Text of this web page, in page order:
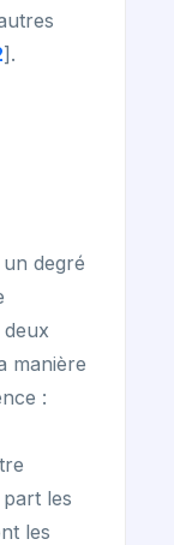
] .
un degré
manière
:
les
les